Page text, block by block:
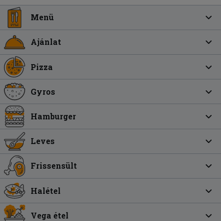
Menü
Ajánlat
Pizza
Gyros
Hamburger
Leves
Frissensült
Halétel
Vega étel